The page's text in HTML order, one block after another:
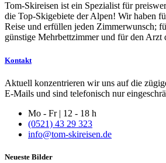
Tom-Skireisen ist ein Spezialist für
die Top-Skigebiete der Alpen! Wir haben
Reise und erfüllen jeden Zimmerwunsch;
günstige Mehrbettzimmer und für den Arzt
Kontakt
Aktuell konzentrieren wir uns auf die
E-Mails und sind telefonisch nur
Mo - Fr | 12 - 18 h
(0521) 43 29 323
info@tom-skireisen.de
Neueste Bilder